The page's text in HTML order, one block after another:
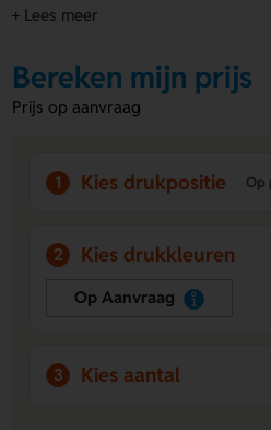
opvallen. Bestel nu en verras je
+ Lees meer
Bereken mijn prijs
Prijs op aanvraag
1 Kies drukpositie Op
2 Kies drukkleuren
Op Aanvraag
3 Kies aantal